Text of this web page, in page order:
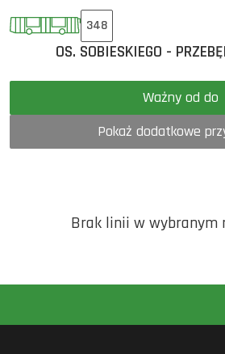
348
OS. SOBIESKIEGO -
Ważny od do
Pokaż dodatkowe
Brak linii w wybranym